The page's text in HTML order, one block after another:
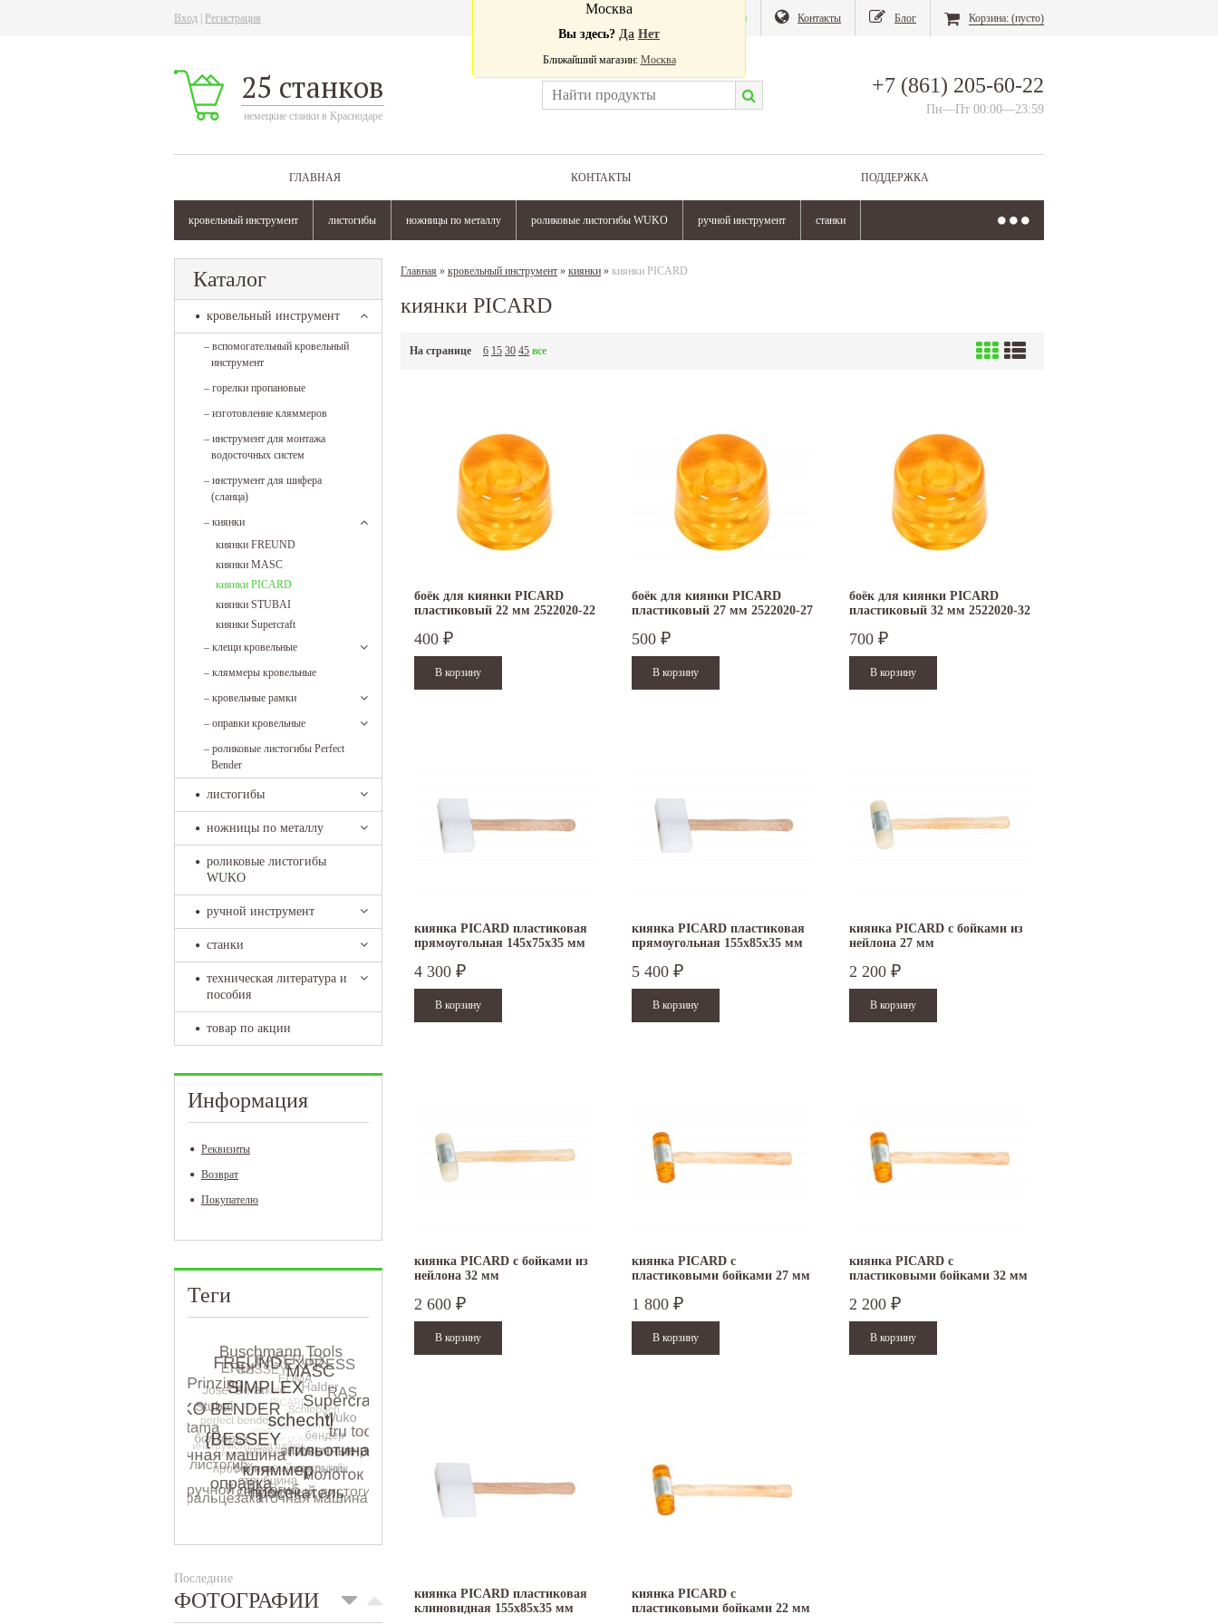
Вход Регистрация Магазин Контакты Блог Корзина: (пусто)
25 станков
немецкие станки в Краснодаре
+7 (861) 205-60-22
Пн—Пт 00:00—23:59
ГЛАВНАЯ КОНТАКТЫ ПОДДЕРЖКА
кровельный инструмент листогибы ножницы по металлу роликовые листогибы WUKO ручной инструмент станки
Москва
Вы здесь? Да Нет
Ближайший магазин: Москва
Каталог
кровельный инструмент
– вспомогательный кровельный
инструмент
– горелки пропановые
– изготовление кляммеров
– инструмент для монтажа
водосточных систем
– инструмент для шифера
(сланца)
– киянки
киянки FREUND
киянки MASC
киянки PICARD
киянки STUBAI
киянки Supercraft
– клещи кровельные
– кляммеры кровельные
– кровельные рамки
– оправки кровельные
– роликовые листогибы Perfect
Bender
листогибы
ножницы по металлу
роликовые листогибы
WUKO
ручной инструмент
станки
техническая литература и
пособия
товар по акции
Информация
Реквизиты
Возврат
Покупателю
Теги
Последние
ФОТОГРАФИИ
Главная » кровельный инструмент » киянки » киянки PICARD
киянки PICARD
На странице 6 15 30 45 все
боёк для киянки PICARD
пластиковый 22 мм 2522020-22
400 ₽
боёк для киянки PICARD
пластиковый 27 мм 2522020-27
500 ₽
боёк для киянки PICARD
пластиковый 32 мм 2522020-32
700 ₽
киянка PICARD пластиковая
прямоугольная 145х75х35 мм
4 300 ₽
киянка PICARD пластиковая
прямоугольная 155х85х35 мм
5 400 ₽
киянка PICARD с бойками из
нейлона 27 мм
2 200 ₽
киянка PICARD с бойками из
нейлона 32 мм
2 600 ₽
киянка PICARD с
пластиковыми бойками 27 мм
1 800 ₽
киянка PICARD с
пластиковыми бойками 32 мм
2 200 ₽
киянка PICARD пластиковая
клиновидная 155х85х35 мм
киянка PICARD с
пластиковыми бойками 22 мм